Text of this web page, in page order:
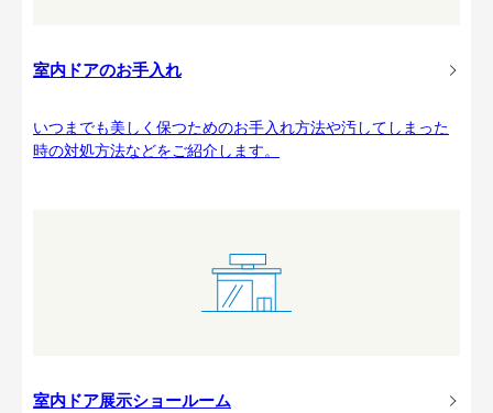
室内ドアのお手入れ
いつまでも美しく保つためのお手入れ方法や汚してしまった
時の対処方法などをご紹介します。
室内ドア展示ショールーム